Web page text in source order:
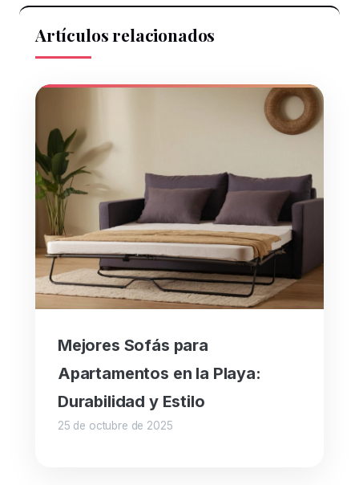
Artículos relacionados
Mejores Sofás para
Apartamentos en la Playa:
Durabilidad y Estilo
25 de octubre de 2025